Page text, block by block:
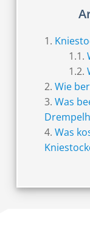
Wie
Was
Was